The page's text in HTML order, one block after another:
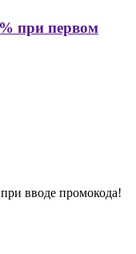
при первом
вводе промокода!